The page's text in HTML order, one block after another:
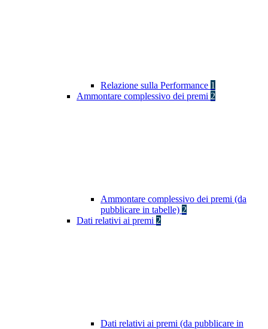
Relazione sulla Performance 1
Ammontare complessivo dei premi 2
Ammontare complessivo dei premi (da
pubblicare in tabelle) 2
Dati relativi ai premi 2
Dati relativi ai premi (da pubblicare in